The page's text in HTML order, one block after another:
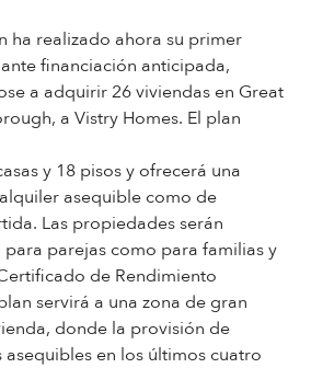
ha realizado ahora su primer
financiación anticipada,
a adquirir 26 viviendas en Great
a Vistry Homes. El plan
y 18 pisos y ofrecerá una
asequible como de
Las propiedades serán
parejas como para familias y
de Rendimiento
servirá a una zona de gran
donde la provisión de
asequibles en los últimos cuatro